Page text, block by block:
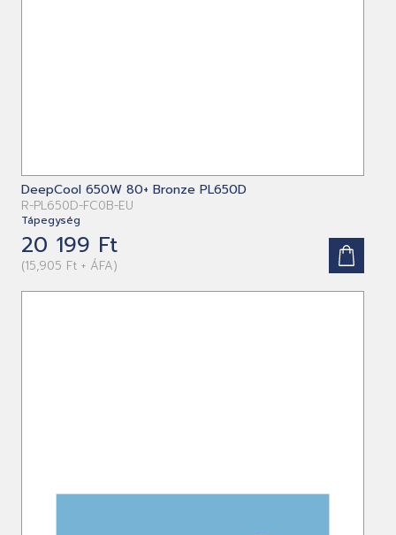
DeepCool 650W 80+ Bronze PL650D
R-PL650D-FC0B-EU
Tápegység
20 199 Ft
(15,905 Ft + ÁFA)